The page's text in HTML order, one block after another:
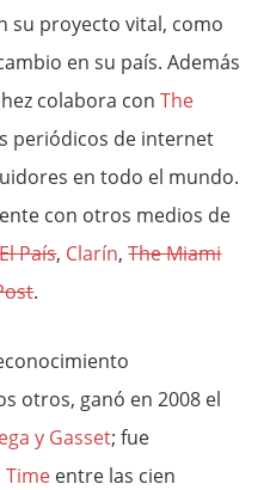
su proyecto vital, como
en su país. Además
colabora conThe
periódicos de internet
en todo el mundo.
con otros medios de
El País, Clarín,The Miami
.
otros, ganó en 2008 el
y Gasset; fue
Time entre las cien